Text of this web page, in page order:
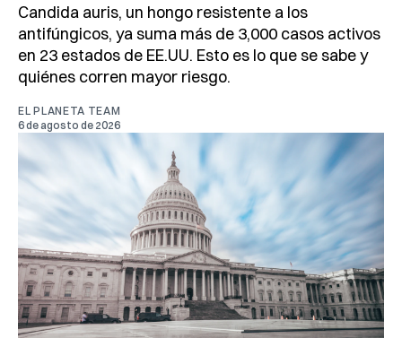
Candida auris, un hongo resistente a los
antifúngicos, ya suma más de 3,000 casos activos
en 23 estados de EE.UU. Esto es lo que se sabe y
quiénes corren mayor riesgo.
EL PLANETA TEAM
6 de agosto de 2026